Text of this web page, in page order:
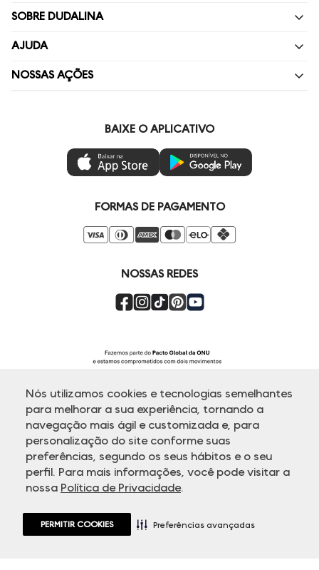
Nós utilizamos cookies e tecnologias semelhantes
para melhorar a sua experiência, tornando a
navegação mais ágil e customizada e, para
personalização do site conforme suas
preferências, segundo os seus hábitos e o seu
perfil. Para mais informações, você pode visitar a
nossa Política de Privacidade.
PERMITIR COOKIES Preferências avançadas
SOBRE DUDALINA
Quem Somos
Nossas Lojas
Ética e Sustentabilidade
AJUDA
Perguntas Frequentes
Troca e Devoluções
Regulamentos
Compre pelo Whatsapp
NOSSAS AÇÕES
Mastercard
Azul Fidelidade
Venda Corporativa
Super Friday
BAIXE O APLICATIVO
FORMAS DE PAGAMENTO
NOSSAS REDES
© Copyright 2000-2026 - Todos os direitos reservados. A Dudalina
promoções e disponibilidade de estoque a qualquer momento.
Em caso de dúvidas:0800 770 5510.
Horário de Atendimentodas 8h às 20h de segunda a sexta-feira e